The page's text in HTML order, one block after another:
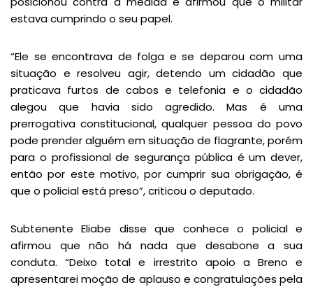
estava cumprindo o seu papel.
“Ele se encontrava de folga e se deparou com uma
situação e resolveu agir, detendo um cidadão que
praticava furtos de cabos e telefonia e o cidadão
alegou que havia sido agredido. Mas é uma
prerrogativa constitucional, qualquer pessoa do povo
pode prender alguém em situação de flagrante, porém
para o profissional de segurança pública é um dever,
então por este motivo, por cumprir sua obrigação, é
que o policial está preso”, criticou o deputado.
Subtenente Eliabe disse que conhece o policial e
afirmou que não há nada que desabone a sua
conduta. “Deixo total e irrestrito apoio a Breno e
apresentarei moção de aplauso e congratulações pela